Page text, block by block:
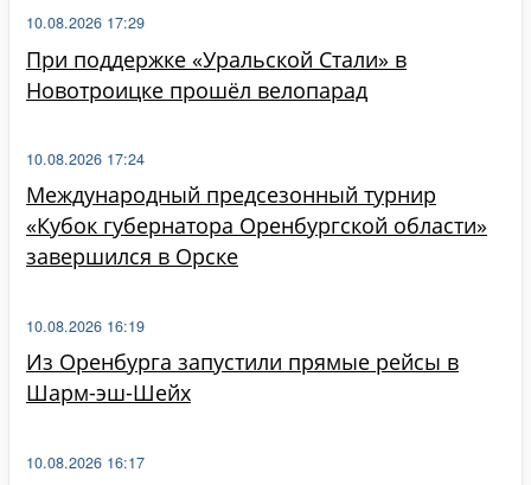
При поддержке «Уральской Стали» в
Новотроицке прошёл велопарад
10.08.2026 17:29
Международный предсезонный турнир
«Кубок губернатора Оренбургской области»
завершился в Орске
10.08.2026 17:24
Из Оренбурга запустили прямые рейсы в
Шарм-эш-Шейх
10.08.2026 16:19
10.08.2026 16:17